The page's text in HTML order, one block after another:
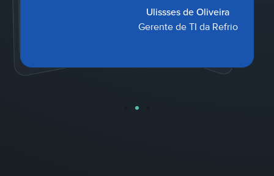
Ulissses de Oliveira
Gerente de TI da Refrio